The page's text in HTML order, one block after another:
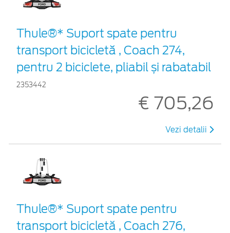
Thule®* Suport spate pentru
transport bicicletă , Coach 274,
pentru 2 biciclete, pliabil și rabatabil
2353442
€ 705,26
Vezi detalii
Thule®* Suport spate pentru
transport bicicletă , Coach 276,